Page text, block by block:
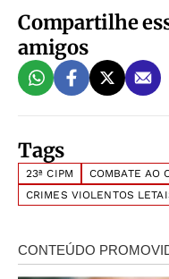
Compartilhe
amigos
Tags
23ª CIPM
COMBATE AO
CRIMES VIOLENTOS